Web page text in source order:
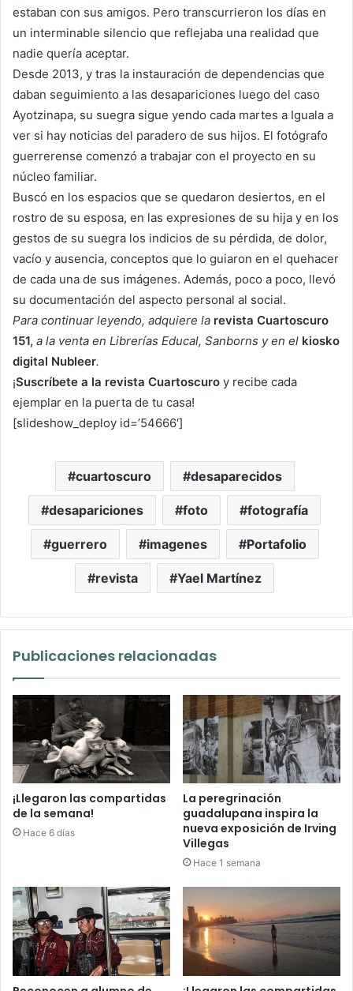
estaban con sus amigos. Pero transcurrieron los días en
un interminable silencio que reflejaba una realidad que
nadie quería aceptar.
Desde 2013, y tras la instauración de dependencias que
daban seguimiento a las desapariciones luego del caso
Ayotzinapa, su suegra sigue yendo cada martes a Iguala a
ver si hay noticias del paradero de sus hijos. El fotógrafo
guerrerense comenzó a trabajar con el proyecto en su
núcleo familiar.
Buscó en los espacios que se quedaron desiertos, en el
rostro de su esposa, en las expresiones de su hija y en los
gestos de su suegra los indicios de su pérdida, de dolor,
vacío y ausencia, conceptos que lo guiaron en el quehacer
de cada una de sus imágenes. Además, poco a poco, llevó
su documentación del aspecto personal al social.
Para continuar leyendo, adquiere la revista Cuartoscuro
151, a la venta en Librerías Educal, Sanborns y en el kiosko
digital Nubleer.
¡Suscríbete a la revista Cuartoscuro y recibe cada
ejemplar en la puerta de tu casa!
[slideshow_deploy id=’54666′]
cuartoscuro desaparecidos
desapariciones foto fotografía
guerrero imagenes Portafolio
revista Yael Martínez
Publicaciones relacionadas
¡Llegaron las compartidas
de la semana!
Hace 6 días
La peregrinación
guadalupana inspira la
nueva exposición de Irving
Villegas
Hace 1 semana